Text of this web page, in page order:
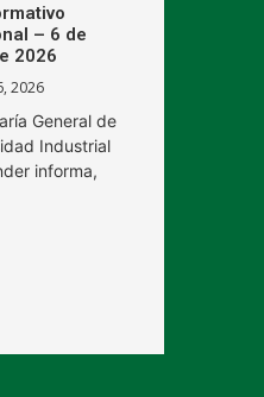
– 6 de
2026
2026
General de
Industrial
informa,